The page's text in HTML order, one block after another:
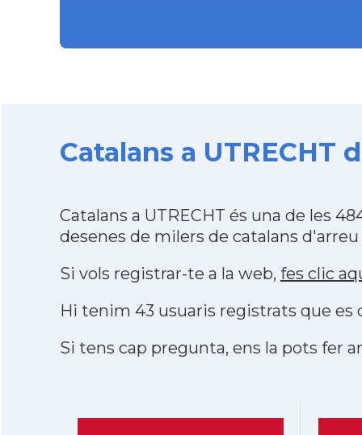
Catalans a UTRECHT
Catalans a UTRECHT és una de les
desenes de milers de catalans
Si vols registrar-te a la web, fes clic
Hi tenim 43 usuaris registrats que
Si tens cap pregunta, ens la pots fer